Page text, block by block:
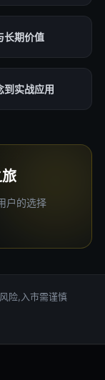
长期价值
到实战应用
户的选择
险,入市需谨慎